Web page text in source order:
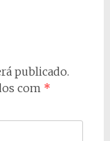
publicado.
com *